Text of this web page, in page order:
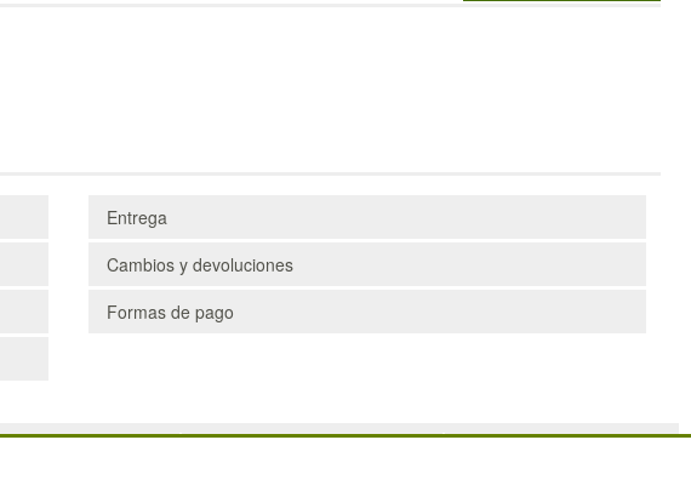
Entrega
Cambios y devoluciones
Formas de pago